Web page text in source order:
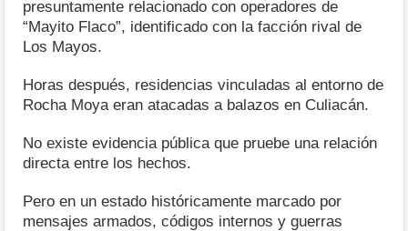
presuntamente relacionado con operadores de
“Mayito Flaco”, identificado con la facción rival de
Los Mayos.
Horas después, residencias vinculadas al entorno de
Rocha Moya eran atacadas a balazos en Culiacán.
No existe evidencia pública que pruebe una relación
directa entre los hechos.
Pero en un estado históricamente marcado por
mensajes armados, códigos internos y guerras